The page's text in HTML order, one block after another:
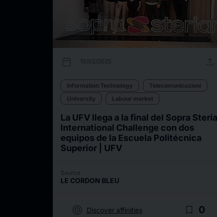
calendar_today 10/02/2025 upload
Information Technology
Telecomunicazioni
University
Labour market
La UFV llega a la final del Sopra Steria
International Challenge con dos
equipos de la Escuela Politécnica
Superior | UFV
Source
LE CORDON BLEU
target Discover affinities bookmark_border 0